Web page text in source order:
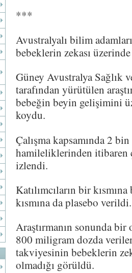
***
Avustralyalı bilim
bebeklerin zekası
Güney Avustralya Sağlık
tarafından yürütülen
bebeğin beyin gelişimini
koydu.
Çalışma kapsamında 2
hamileliklerinden itibaren
izlendi.
Katılımcıların bir
kısmına da plasebo verildi.
Araştırmanın sonunda bir
800 miligram dozda
takviyesinin bebeklerin
olmadığı görüldü.